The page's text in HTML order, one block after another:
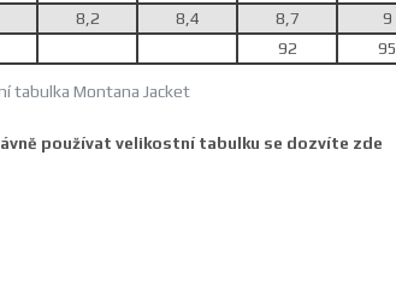
tabulka Montana Jacket
8,2 8,4 8,7 9
92 95
používat velikostní tabulku se dozvíte zde